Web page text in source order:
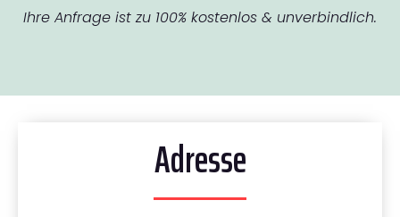
Ihre Anfrage ist zu 100% kostenlos & unverbindlich.
Adresse